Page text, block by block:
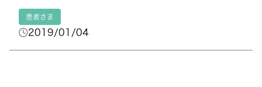
患者さま
2019/01/04